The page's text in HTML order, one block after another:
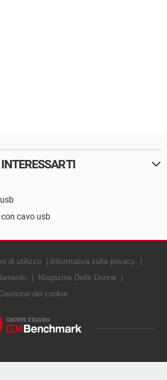
cavo usb
di utilizzo
Informativa sulla privacy
Magazine Delle Donne
Gestione dei cookie